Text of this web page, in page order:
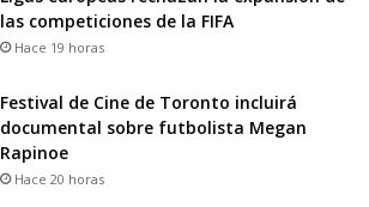
las competiciones de la FIFA
Hace 19 horas
Festival de Cine de Toronto incluirá
documental sobre futbolista Megan
Rapinoe
Hace 20 horas